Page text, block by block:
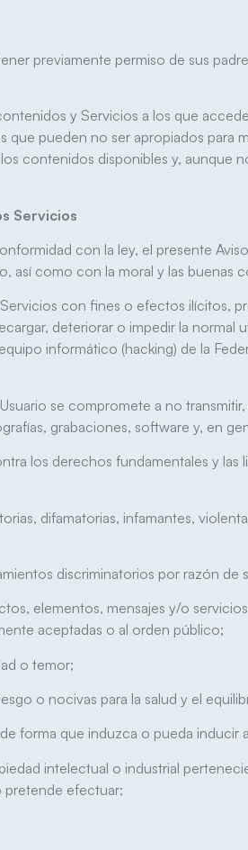
previamente permiso de sus
y Servicios a los que
pueden no ser apropiados para
contenidos disponibles y, aunque
Servicios
con la ley, el presente
como con la moral y las buenas
con fines o efectos ilícitos,
deteriorar o impedir la
informático (hacking) de la
se compromete a no
grabaciones, software y, en
los derechos fundamentales y
difamatorias, infamantes,
discriminatorios por razón de
elementos, mensajes y/o
aceptadas o al orden público;
o temor;
o nocivas para la salud y el
forma que induzca o pueda
intelectual o industrial
pretende efectuar;